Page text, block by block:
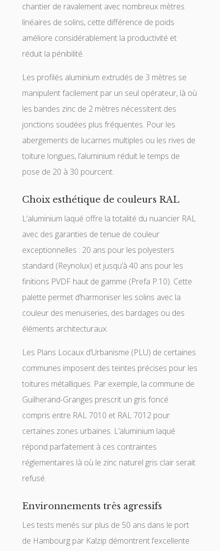
chantier de ravalement avec nombreux mètres
linéaires de solins, cette différence de poids
améliore considérablement la productivité et
réduit la pénibilité.
Les profilés aluminium extrudés de 3 mètres se
manipulent facilement par un seul opérateur, là où
les bandes zinc de 2 mètres nécessitent des
jonctions soudées plus fréquentes. Pour les
abergements de lucarnes multiples ou les rives de
toiture longues, l’aluminium réduit le temps de
pose de 20 à 30 pourcent.
Choix esthétique de couleurs RAL
L’aluminium laqué offre la totalité du nuancier RAL
avec des garanties de tenue de couleur
exceptionnelles : 20 ans pour les polyesters
standard (Reynolux) et jusqu’à 40 ans pour les
finitions PVDF haut de gamme (Prefa P.10). Cette
palette permet d’harmoniser les solins avec la
couleur des menuiseries, des bardages ou des
éléments architecturaux.
Les Plans Locaux d’Urbanisme (PLU) de certaines
communes imposent des teintes précises pour les
toitures métalliques. Par exemple, la commune de
Guilherand-Granges prescrit un gris foncé
compris entre RAL 7010 et RAL 7012 pour
certaines zones urbaines. L’aluminium laqué
répond parfaitement à ces contraintes
réglementaires là où le zinc naturel gris clair serait
refusé.
Environnements très agressifs
Les tests menés sur plus de 50 ans dans le port
de Hambourg par Kalzip démontrent l’excellente